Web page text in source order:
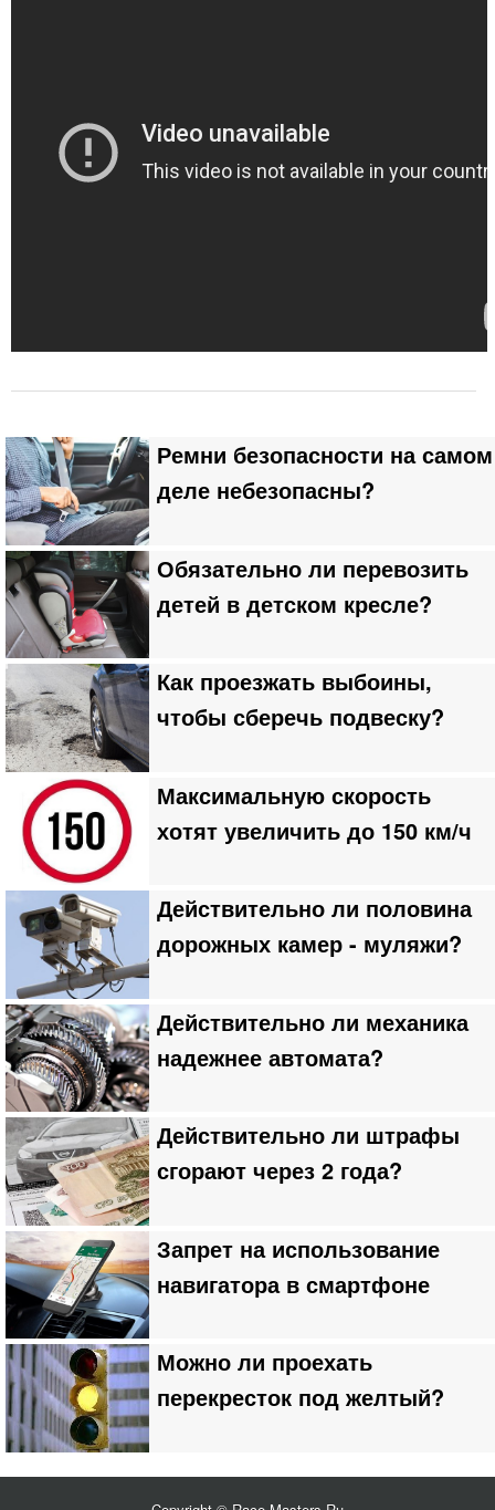
Ремни безопасности на самом
деле небезопасны?
Обязательно ли перевозить
детей в детском кресле?
Как проезжать выбоины,
чтобы сберечь подвеску?
Максимальную скорость
хотят увеличить до 150 км/ч
Действительно ли половина
дорожных камер - муляжи?
Действительно ли механика
надежнее автомата?
Действительно ли штрафы
сгорают через 2 года?
Запрет на использование
навигатора в смартфоне
Можно ли проехать
перекресток под желтый?